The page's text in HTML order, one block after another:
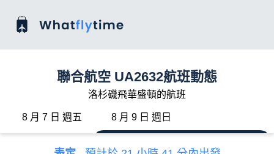
聯合航空 UA2632航班動態
洛杉磯飛華盛頓的航班
8 月 7 日 週五 8 月 9 日 週日